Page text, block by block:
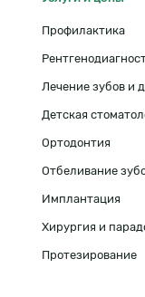
Профилактика
Лечение зубов и
Детская
Ортодонтия
Отбеливание
Имплантация
Хирургия и
Протезирование